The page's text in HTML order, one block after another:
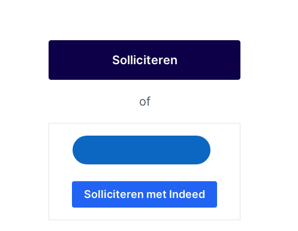
Solliciteren
of
Solliciteren met Indeed